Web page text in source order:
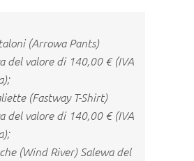
(Arrowa Pants)
del valore di 140,00 € (IVA
(Fastway T-Shirt)
del valore di 140,00 € (IVA
(Wind River) Salewa del